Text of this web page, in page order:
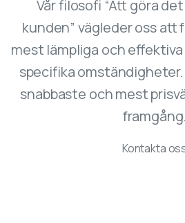
Vår filosofi “Att göra
kunden” vägleder oss att
mest lämpliga och
specifika
snabbaste och mest
framgång.
Kontakta